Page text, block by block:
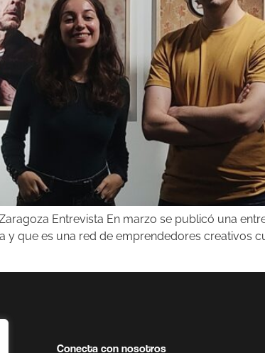
Entrevista En marzo se publicó una
y que es una red de emprendedores creativos
Conecta con nosotros